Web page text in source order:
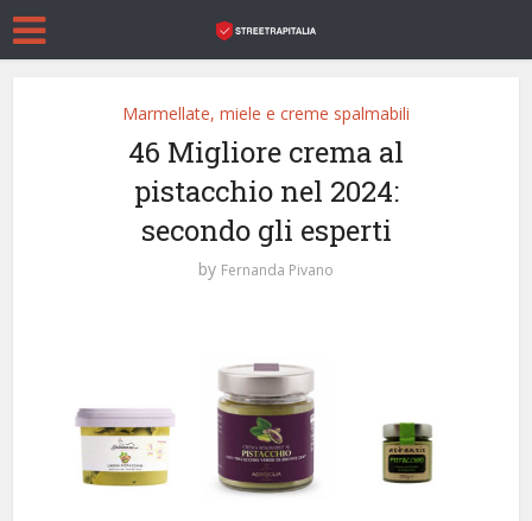
Marmellate, miele e creme spalmabili
46 Migliore crema al
pistacchio nel 2024:
secondo gli esperti
by Fernanda Pivano